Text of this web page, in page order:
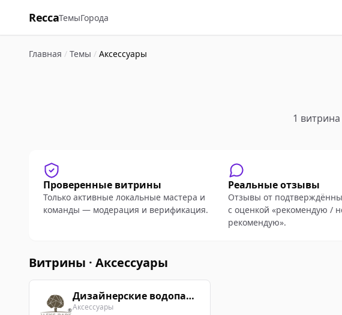
ReccaТемыГорода
Главная / Темы / Аксессуары
1
Проверенные витрины
Только активные локальные мастера и
команды — модерация и верификация.
Реальные отзывы
Отзывы от
с оценкой «рекомендую /
рекомендую».
Витрины · Аксессуары
Дизайнерские водопады АлексПарк
Аксессуары